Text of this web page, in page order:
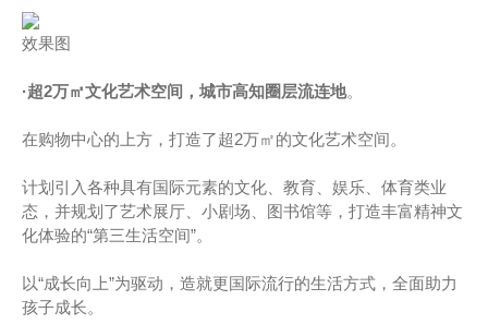
效果图
·超2万㎡文化艺术空间，城市高知圈层流连地。
在购物中心的上方，打造了超2万㎡的文化艺术空间。
计划引入各种具有国际元素的文化、教育、娱乐、体育类业
态，并规划了艺术展厅、小剧场、图书馆等，打造丰富精神文
化体验的“第三生活空间”。
以“成长向上”为驱动，造就更国际流行的生活方式，全面助力
孩子成长。